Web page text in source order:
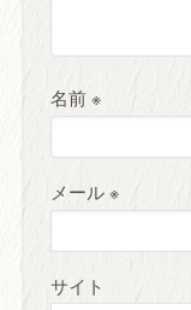
名前※
メール※
サイト